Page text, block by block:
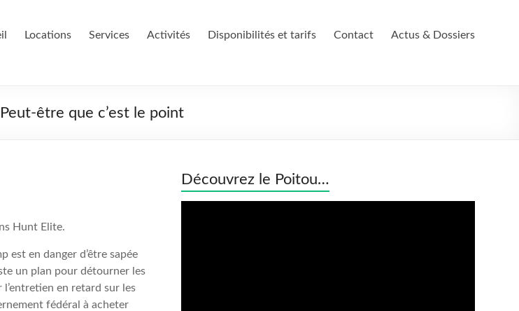
Locations Services Activités Disponibilités et tarifs Contact Actus & Dossiers
être que c’est le point
Hunt Elite.
est en danger d’être sapée
un plan pour détourner les
en retard sur les
fédéral à acheter
Découvrez le Poitou…